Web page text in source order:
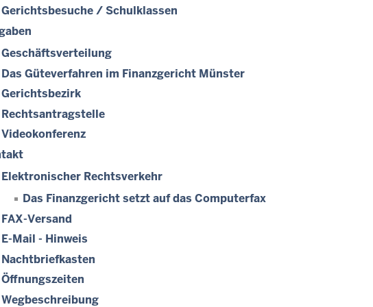
Gerichtsbesuche / Schulklassen
Geschäftsverteilung
Das Güteverfahren im Finanzgericht Münster
Gerichtsbezirk
Rechtsantragstelle
Videokonferenz
Elektronischer Rechtsverkehr
Das Finanzgericht setzt auf das Computerfax
FAX-Versand
E-Mail - Hinweis
Nachtbriefkasten
Öffnungszeiten
Wegbeschreibung